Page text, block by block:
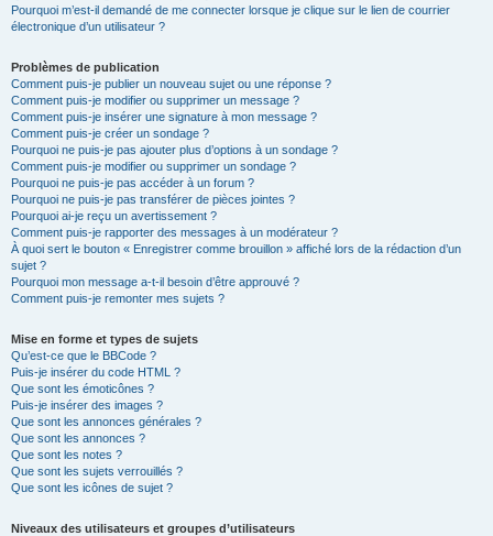
Pourquoi m’est-il demandé de me connecter lorsque je clique sur le lien de courrier
électronique d’un utilisateur ?
Problèmes de publication
Comment puis-je publier un nouveau sujet ou une réponse ?
Comment puis-je modifier ou supprimer un message ?
Comment puis-je insérer une signature à mon message ?
Comment puis-je créer un sondage ?
Pourquoi ne puis-je pas ajouter plus d’options à un sondage ?
Comment puis-je modifier ou supprimer un sondage ?
Pourquoi ne puis-je pas accéder à un forum ?
Pourquoi ne puis-je pas transférer de pièces jointes ?
Pourquoi ai-je reçu un avertissement ?
Comment puis-je rapporter des messages à un modérateur ?
À quoi sert le bouton « Enregistrer comme brouillon » affiché lors de la rédaction d’un
sujet ?
Pourquoi mon message a-t-il besoin d’être approuvé ?
Comment puis-je remonter mes sujets ?
Mise en forme et types de sujets
Qu’est-ce que le BBCode ?
Puis-je insérer du code HTML ?
Que sont les émoticônes ?
Puis-je insérer des images ?
Que sont les annonces générales ?
Que sont les annonces ?
Que sont les notes ?
Que sont les sujets verrouillés ?
Que sont les icônes de sujet ?
Niveaux des utilisateurs et groupes d’utilisateurs